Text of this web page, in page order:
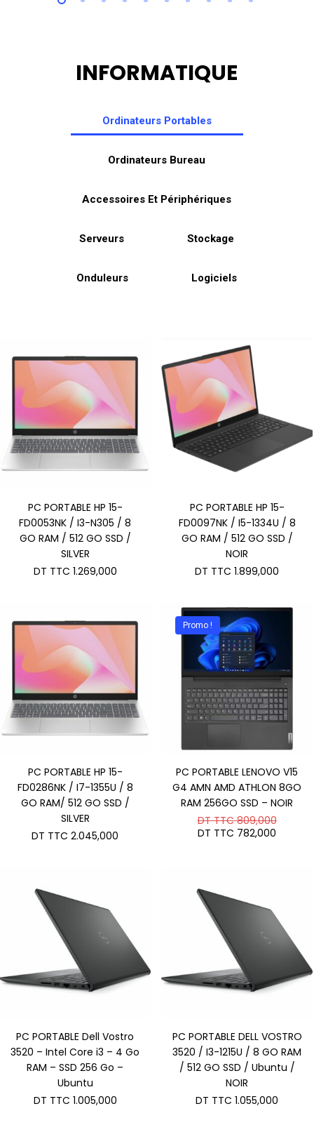
INFORMATIQUE
Ordinateurs Portables
Ordinateurs Bureau
Accessoires Et Périphériques
Serveurs Stockage
Onduleurs Logiciels
PC PORTABLE HP 15-
FD0053NK / I3-N305 / 8
GO RAM / 512 GO SSD /
SILVER
DT TTC 1.269,000
PC PORTABLE HP 15-
FD0097NK / I5-1334U / 8
GO RAM / 512 GO SSD /
NOIR
DT TTC 1.899,000
PC PORTABLE HP 15-
FD0286NK / I7-1355U / 8
GO RAM/ 512 GO SSD /
SILVER
DT TTC 2.045,000
Promo !
PC PORTABLE LENOVO V15
G4 AMN AMD ATHLON 8GO
RAM 256GO SSD – NOIR
DT TTC809,000Le
DT TTC 782,000
PC PORTABLE Dell Vostro
3520 – Intel Core i3 – 4 Go
RAM – SSD 256 Go –
Ubuntu
DT TTC 1.005,000
PC PORTABLE DELL VOSTRO
3520 / I3-1215U / 8 GO RAM
/ 512 GO SSD / Ubuntu /
NOIR
DT TTC 1.055,000